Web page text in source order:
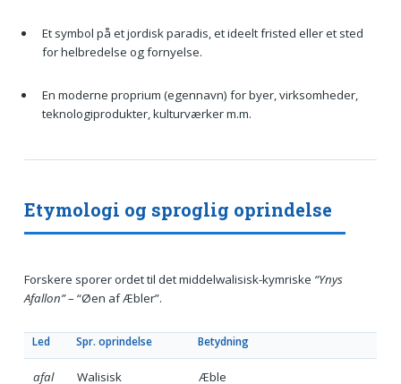
Et symbol på et jordisk paradis, et ideelt fristed eller et sted
for helbredelse og fornyelse.
En moderne proprium (egennavn) for byer, virksomheder,
teknologiprodukter, kulturværker m.m.
Etymologi og sproglig oprindelse
Forskere sporer ordet til det middelwalisisk-kymriske “Ynys
Afallon”– “Øen af Æbler”.
Led Spr. oprindelse Betydning
afal Walisisk Æble